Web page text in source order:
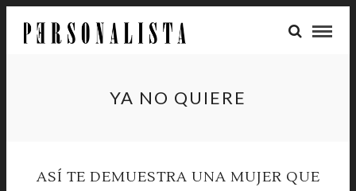
YA NO QUIERE
ASÍ TE DEMUESTRA UNA MUJER QUE